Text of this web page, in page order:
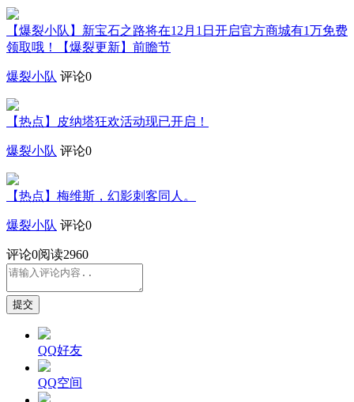
【爆裂小队】新宝石之路将在12月1日开启官方商城有1万免费
领取哦！【爆裂更新】前瞻节
爆裂小队 评论0
【热点】皮纳塔狂欢活动现已开启！
爆裂小队 评论0
【热点】梅维斯，幻影刺客同人。
爆裂小队 评论0
评论0阅读2960
提交
QQ好友
QQ空间